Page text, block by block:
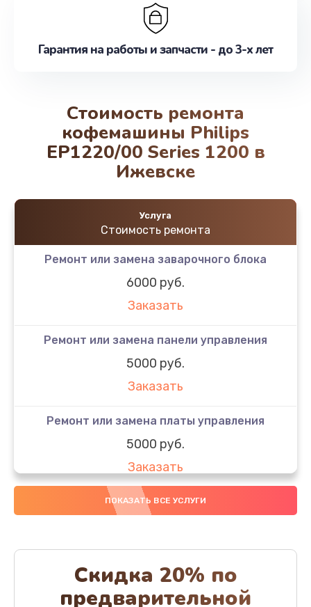
Гарантия на работы и запчасти - до 3-х лет
Стоимость ремонта
кофемашины Philips
EP1220/00 Series 1200 в
Ижевске
Услуга
Стоимость ремонта
Ремонт или замена заварочного блока
6000 руб.
Заказать
Ремонт или замена панели управления
5000 руб.
Заказать
Ремонт или замена платы управления
5000 руб.
Заказать
Ремонт или замена термоблока
Заказать
Ремонт привода варочного блока
ПОКАЗАТЬ ВСЕ УСЛУГИ
Скидка 20% по
предварительной